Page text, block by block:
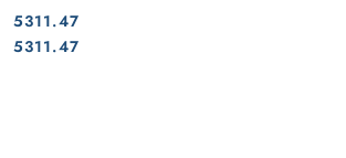
Cena:
5311.47
Cena:
5311.47